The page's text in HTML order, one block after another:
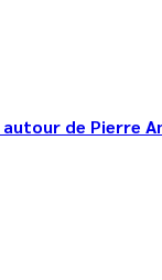
de Pierre